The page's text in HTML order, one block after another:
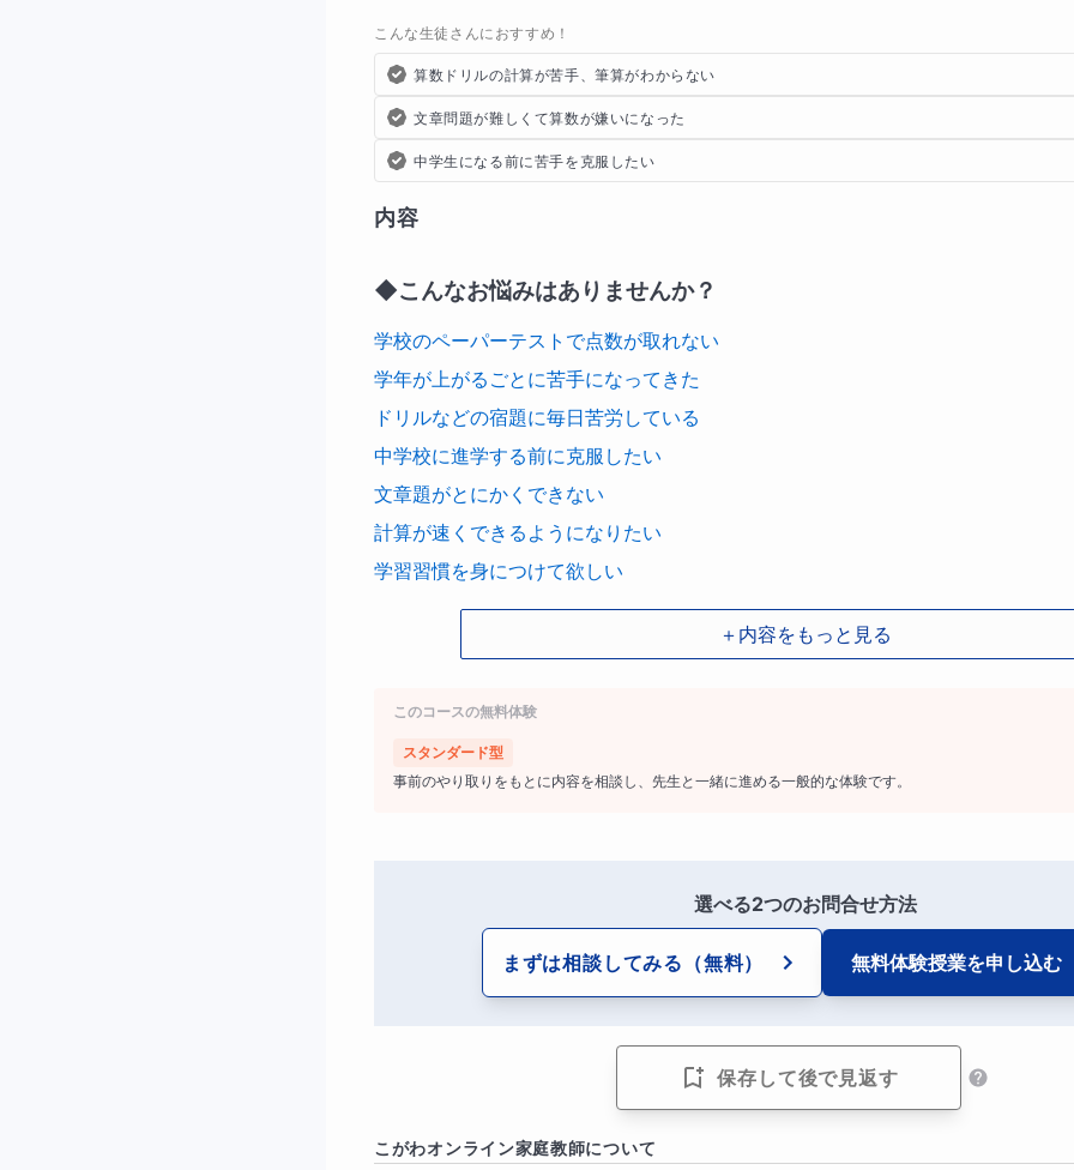
こんな生徒さんにおすすめ！
算数ドリルの計算が苦手、筆算がわからない
文章問題が難しくて算数が嫌いになった
中学生になる前に苦手を克服したい
内容
◆こんなお悩みはありませんか？
学校のペーパーテストで点数が取れない
学年が上がるごとに苦手になってきた
ドリルなどの宿題に毎日苦労している
中学校に進学する前に克服したい
文章題がとにかくできない
計算が速くできるようになりたい
学習習慣を身につけて欲しい
算数は基礎の積み重ねなので、一度苦手意識をもつと嫌いになってしまうお子様
ん苦手が積み重なってしまう前に、今から一緒に勉強してみませんか？
しながらつまずきを一つずつ取り除いて
初めて学校で勉強するような、ほんとの基礎から教えます。
◆本コースの特徴
＋内容をもっと見る
このコースの無料体験
スタンダード型
事前のやり取りをもとに内容を相談し、先生と一緒に進める一般的な体験です。
選べる2つのお問合せ方法
まずは相談してみる （無料） 無料体験授業を申し込む
保存して後で見返す
こがわオンライン家庭教師について